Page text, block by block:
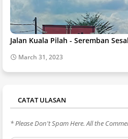
Jalan Kuala Pilah - Seremban
March 31, 2023
CATAT ULASAN
* Please Don't Spam Here. All the